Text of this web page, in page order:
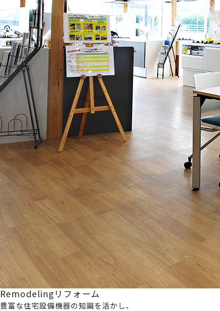
Remodeling リフォーム
豊富な住宅設備機器の知識を活かし、